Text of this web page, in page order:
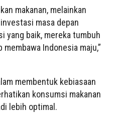
makanan, melainkan
masa depan
yang baik, mereka tumbuh
Indonesia maju,”
membentuk kebiasaan
konsumsi makanan
lebih optimal.